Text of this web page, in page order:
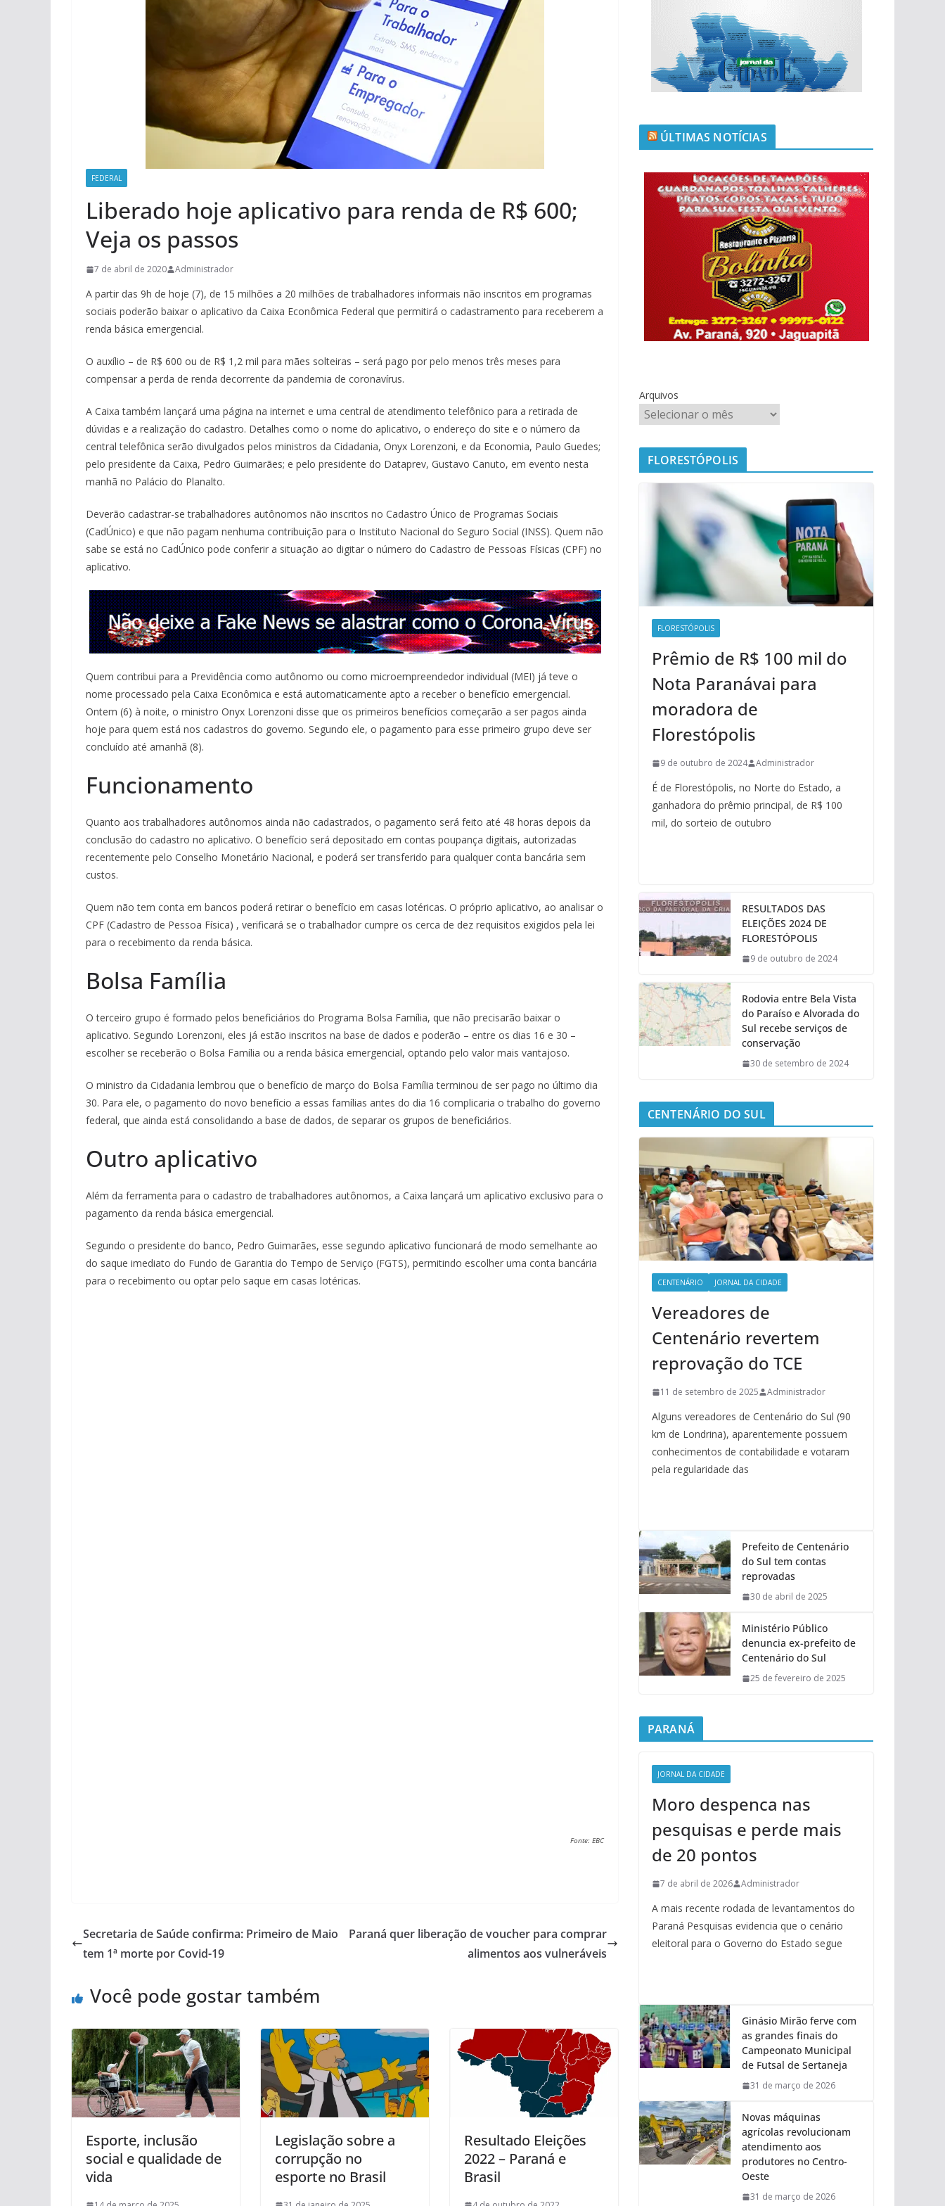
FEDERAL
Liberado hoje aplicativo para renda de R$ 600;
Veja os passos
7 de abril de 2020 Administrador
A partir das 9h de hoje (7), de 15 milhões a 20 milhões de trabalhadores informais não inscritos em programas
sociais poderão baixar o aplicativo da Caixa Econômica Federal que permitirá o cadastramento para receberem a
renda básica emergencial.
O auxílio – de R$ 600 ou de R$ 1,2 mil para mães solteiras – será pago por pelo menos três meses para
compensar a perda de renda decorrente da pandemia de coronavírus.
A Caixa também lançará uma página na internet e uma central de atendimento telefônico para a retirada de
dúvidas e a realização do cadastro. Detalhes como o nome do aplicativo, o endereço do site e o número da
central telefônica serão divulgados pelos ministros da Cidadania, Onyx Lorenzoni, e da Economia, Paulo Guedes;
pelo presidente da Caixa, Pedro Guimarães; e pelo presidente do Dataprev, Gustavo Canuto, em evento nesta
manhã no Palácio do Planalto.
Deverão cadastrar-se trabalhadores autônomos não inscritos no Cadastro Único de Programas Sociais
(CadÚnico) e que não pagam nenhuma contribuição para o Instituto Nacional do Seguro Social (INSS). Quem não
sabe se está no CadÚnico pode conferir a situação ao digitar o número do Cadastro de Pessoas Físicas (CPF) no
aplicativo.
Quem contribui para a Previdência como autônomo ou como microempreendedor individual (MEI) já teve o
nome processado pela Caixa Econômica e está automaticamente apto a receber o benefício emergencial.
Ontem (6) à noite, o ministro Onyx Lorenzoni disse que os primeiros benefícios começarão a ser pagos ainda
hoje para quem está nos cadastros do governo. Segundo ele, o pagamento para esse primeiro grupo deve ser
concluído até amanhã (8).
Funcionamento
Quanto aos trabalhadores autônomos ainda não cadastrados, o pagamento será feito até 48 horas depois da
conclusão do cadastro no aplicativo. O benefício será depositado em contas poupança digitais, autorizadas
recentemente pelo Conselho Monetário Nacional, e poderá ser transferido para qualquer conta bancária sem
custos.
Quem não tem conta em bancos poderá retirar o benefício em casas lotéricas. O próprio aplicativo, ao analisar o
CPF (Cadastro de Pessoa Física) , verificará se o trabalhador cumpre os cerca de dez requisitos exigidos pela lei
para o recebimento da renda básica.
Bolsa Família
O terceiro grupo é formado pelos beneficiários do Programa Bolsa Família, que não precisarão baixar o
aplicativo. Segundo Lorenzoni, eles já estão inscritos na base de dados e poderão – entre os dias 16 e 30 –
escolher se receberão o Bolsa Família ou a renda básica emergencial, optando pelo valor mais vantajoso.
O ministro da Cidadania lembrou que o benefício de março do Bolsa Família terminou de ser pago no último dia
30. Para ele, o pagamento do novo benefício a essas famílias antes do dia 16 complicaria o trabalho do governo
federal, que ainda está consolidando a base de dados, de separar os grupos de beneficiários.
Outro aplicativo
Além da ferramenta para o cadastro de trabalhadores autônomos, a Caixa lançará um aplicativo exclusivo para o
pagamento da renda básica emergencial.
Segundo o presidente do banco, Pedro Guimarães, esse segundo aplicativo funcionará de modo semelhante ao
do saque imediato do Fundo de Garantia do Tempo de Serviço (FGTS), permitindo escolher uma conta bancária
para o recebimento ou optar pelo saque em casas lotéricas.
Fonte: EBC
Secretaria de Saúde confirma: Primeiro de Maio
tem 1ª morte por Covid-19
Paraná quer liberação de voucher para comprar
alimentos aos vulneráveis
Você pode gostar também
Esporte, inclusão
social e qualidade de
vida
Legislação sobre a
corrupção no
esporte no Brasil
Resultado Eleições
2022 – Paraná e
Brasil
ÚLTIMAS NOTÍCIAS
Arquivos
FLORESTÓPOLIS
FLORESTÓPOLIS
Prêmio de R$ 100 mil do
Nota Paranávai para
moradora de
Florestópolis
9 de outubro de 2024 Administrador
É de Florestópolis, no Norte do Estado, a
ganhadora do prêmio principal, de R$ 100
mil, do sorteio de outubro
RESULTADOS DAS
ELEIÇÕES 2024 DE
FLORESTÓPOLIS
9 de outubro de 2024
Rodovia entre Bela Vista
do Paraíso e Alvorada do
Sul recebe serviços de
conservação
30 de setembro de 2024
CENTENÁRIO DO SUL
CENTENÁRIO JORNAL DA CIDADE
Vereadores de
Centenário revertem
reprovação do TCE
11 de setembro de 2025 Administrador
Alguns vereadores de Centenário do Sul (90
km de Londrina), aparentemente possuem
conhecimentos de contabilidade e votaram
pela regularidade das
Prefeito de Centenário
do Sul tem contas
reprovadas
30 de abril de 2025
Ministério Público
denuncia ex-prefeito de
Centenário do Sul
25 de fevereiro de 2025
PARANÁ
JORNAL DA CIDADE
Moro despenca nas
pesquisas e perde mais
de 20 pontos
7 de abril de 2026 Administrador
A mais recente rodada de levantamentos do
Paraná Pesquisas evidencia que o cenário
eleitoral para o Governo do Estado segue
Ginásio Mirão ferve com
as grandes finais do
Campeonato Municipal
de Futsal de Sertaneja
31 de março de 2026
Novas máquinas
agrícolas revolucionam
atendimento aos
produtores no Centro-
Oeste
31 de março de 2026